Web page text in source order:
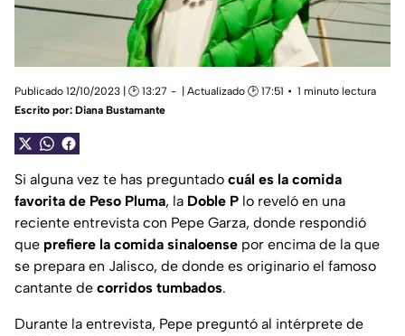
Publicado 12/10/2023 | 🕑 13:27 | Actualizado 🕑 17:51
1 minuto lectura
Escrito por: Diana Bustamante
Si alguna vez te has preguntado cuál es la comida
favorita de Peso Pluma, la Doble P lo reveló en una
reciente entrevista con Pepe Garza, donde respondió
que prefiere la comida sinaloense por encima de la que
se prepara en Jalisco, de donde es originario el famoso
cantante de corridos tumbados.
Durante la entrevista, Pepe preguntó al intérprete de